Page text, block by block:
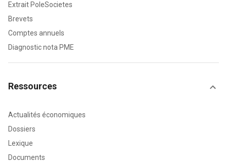
Extrait PoleSocietes
Brevets
Comptes annuels
Diagnostic nota PME
Ressources
Actualités économiques
Dossiers
Lexique
Documents